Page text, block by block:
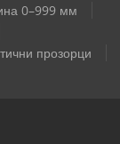
0–999 мм
прозорци